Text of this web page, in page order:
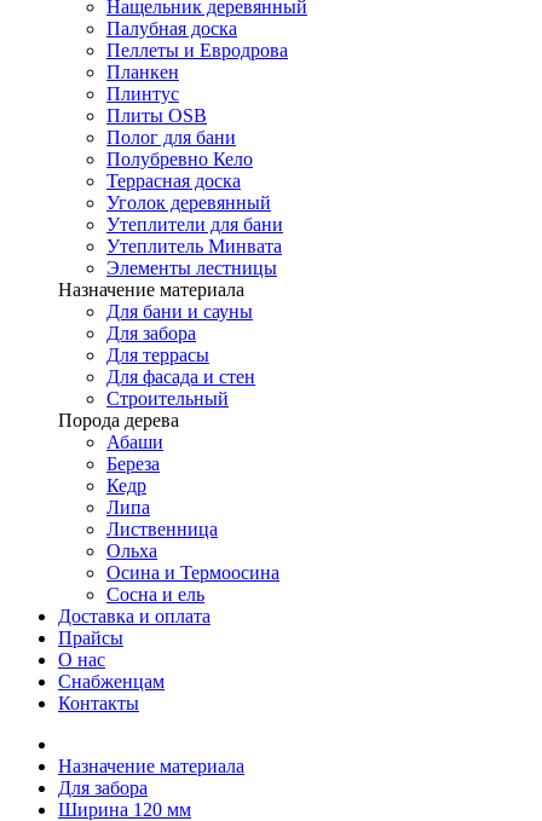
Нащельник деревянный
Палубная доска
Пеллеты и Евродрова
Планкен
Плинтус
Плиты OSB
Полог для бани
Полубревно Кело
Террасная доска
Уголок деревянный
Утеплители для бани
Утеплитель Минвата
Элементы лестницы
Назначение материала
Для бани и сауны
Для забора
Для террасы
Для фасада и стен
Строительный
Порода дерева
Абаши
Береза
Кедр
Липа
Лиственница
Ольха
Осина и Термоосина
Сосна и ель
Доставка и оплата
Прайсы
О нас
Снабженцам
Контакты
Назначение материала
Для забора
Ширина 120 мм